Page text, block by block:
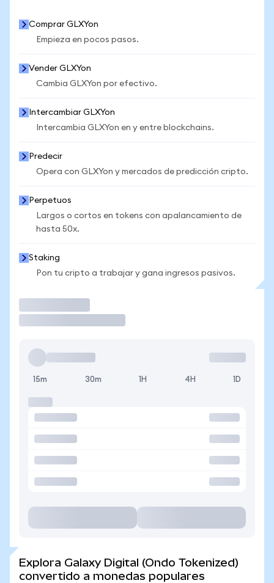
Comprar GLXYon
Empieza en pocos pasos.
Vender GLXYon
Cambia GLXYon por efectivo.
Intercambiar GLXYon
Intercambia GLXYon en y entre blockchains.
Predecir
Opera con GLXYon y mercados de predicción cripto.
Perpetuos
Largos o cortos en tokens con apalancamiento de
hasta 50x.
Staking
Pon tu cripto a trabajar y gana ingresos pasivos.
15m 30m 1H 4H 1D
Explora Galaxy Digital (Ondo Tokenized)
convertido a monedas populares